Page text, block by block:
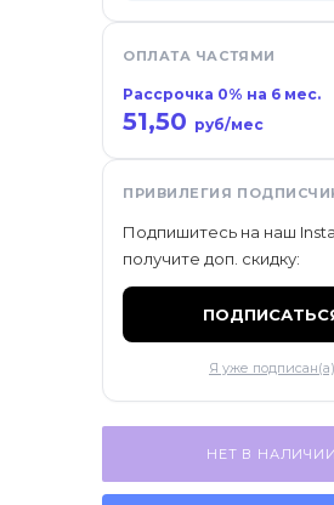
ОПЛАТА ЧАСТЯМИ
Рассрочка 0% на 6 мес.
51,50 руб/мес
ПРИВИЛЕГИЯ
Подпишитесь на наш
получите доп. скидку:
Я уже подписан(а)
НЕТ В НАЛИЧИИ